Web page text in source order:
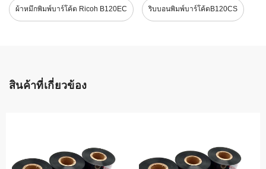
ผ้าหมึกพิมพ์บาร์โค้ด Ricoh B120EC ริบบอนพิมพ์บาร์โค้ดB120CS
สินค้าที่เกี่ยวข้อง